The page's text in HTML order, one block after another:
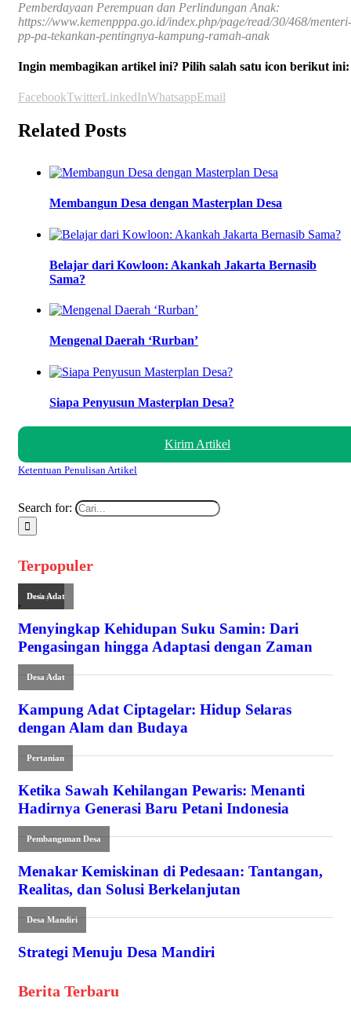
Pemberdayaan Perempuan dan Perlindungan Anak:
https://www.kemenpppa.go.id/index.php/page/read/30/468/menteri-
pp-pa-tekankan-pentingnya-kampung-ramah-anak
Ingin membagikan artikel ini? Pilih salah satu icon berikut ini:
FacebookTwitterLinkedInWhatsappEmail
Related Posts
Membangun Desa dengan Masterplan Desa
Belajar dari Kowloon: Akankah Jakarta Bernasib
Sama?
Mengenal Daerah ‘Rurban’
Siapa Penyusun Masterplan Desa?
Kirim Artikel
Ketentuan Penulisan Artikel
Search for:
Terpopuler
Budaya
, Desa Adat
Menyingkap Kehidupan Suku Samin: Dari
Pengasingan hingga Adaptasi dengan Zaman
Desa Adat
Kampung Adat Ciptagelar: Hidup Selaras
dengan Alam dan Budaya
Pertanian
Ketika Sawah Kehilangan Pewaris: Menanti
Hadirnya Generasi Baru Petani Indonesia
Pembangunan Desa
Menakar Kemiskinan di Pedesaan: Tantangan,
Realitas, dan Solusi Berkelanjutan
Desa Mandiri
Strategi Menuju Desa Mandiri
Berita Terbaru